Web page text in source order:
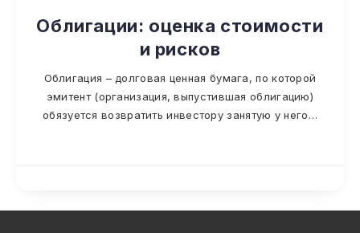
Облигации: оценка стоимости
и рисков
Облигация – долговая ценная бумага, по которой
эмитент (организация, выпустившая облигацию)
обязуется возвратить инвестору занятую у него…